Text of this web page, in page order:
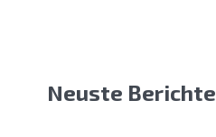
Neuste Berichte